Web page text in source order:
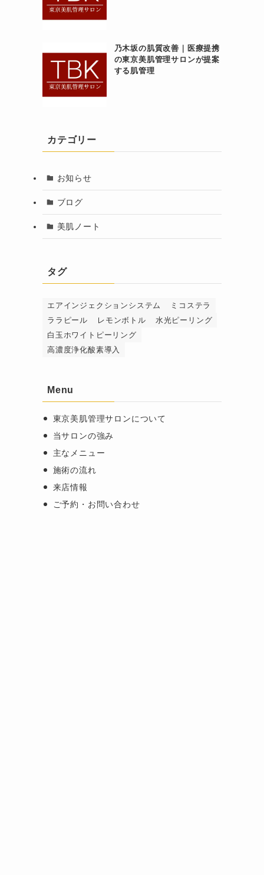
乃木坂の肌質改善｜医療提携
の東京美肌管理サロンが提案
する肌管理
カテゴリー
お知らせ
ブログ
美肌ノート
タグ
エアインジェクションシステム
ミコステラ
ララピール
レモンボトル
水光ピーリング
白玉ホワイトピーリング
高濃度浄化酸素導入
Menu
東京美肌管理サロンについて
当サロンの強み
主なメニュー
施術の流れ
来店情報
ご予約・お問い合わせ